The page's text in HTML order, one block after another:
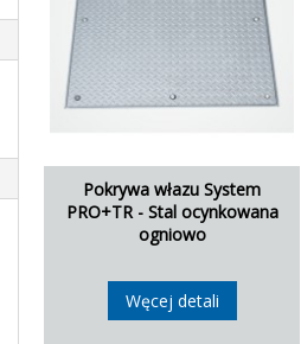
Pokrywa włazu System
PRO+TR - Stal ocynkowana
ogniowo
Węcej detali